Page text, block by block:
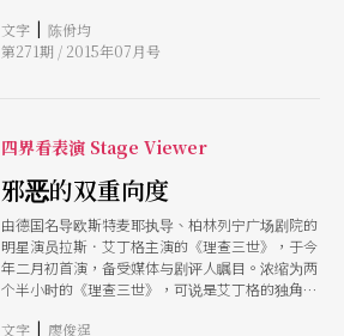
掌握剧作家的武器语言，以出乎意料的叙事与人物
对社会提问。
文字 | 陈佾均
第271期 / 2015年07月号
四界看表演 Stage Viewer
邪恶的双重向度
由德国名导欧斯特麦耶执导、柏林列宁广场剧院的
明星演员拉斯．艾丁格主演的《理查三世》，于今
年二月初首演，备受媒体与剧评人瞩目。浓缩为两
个半小时的《理查三世》，可说是艾丁格的独角
物，反而引发观众的认同，进而产生怜悯的情绪。
文字 | 廖俊逞